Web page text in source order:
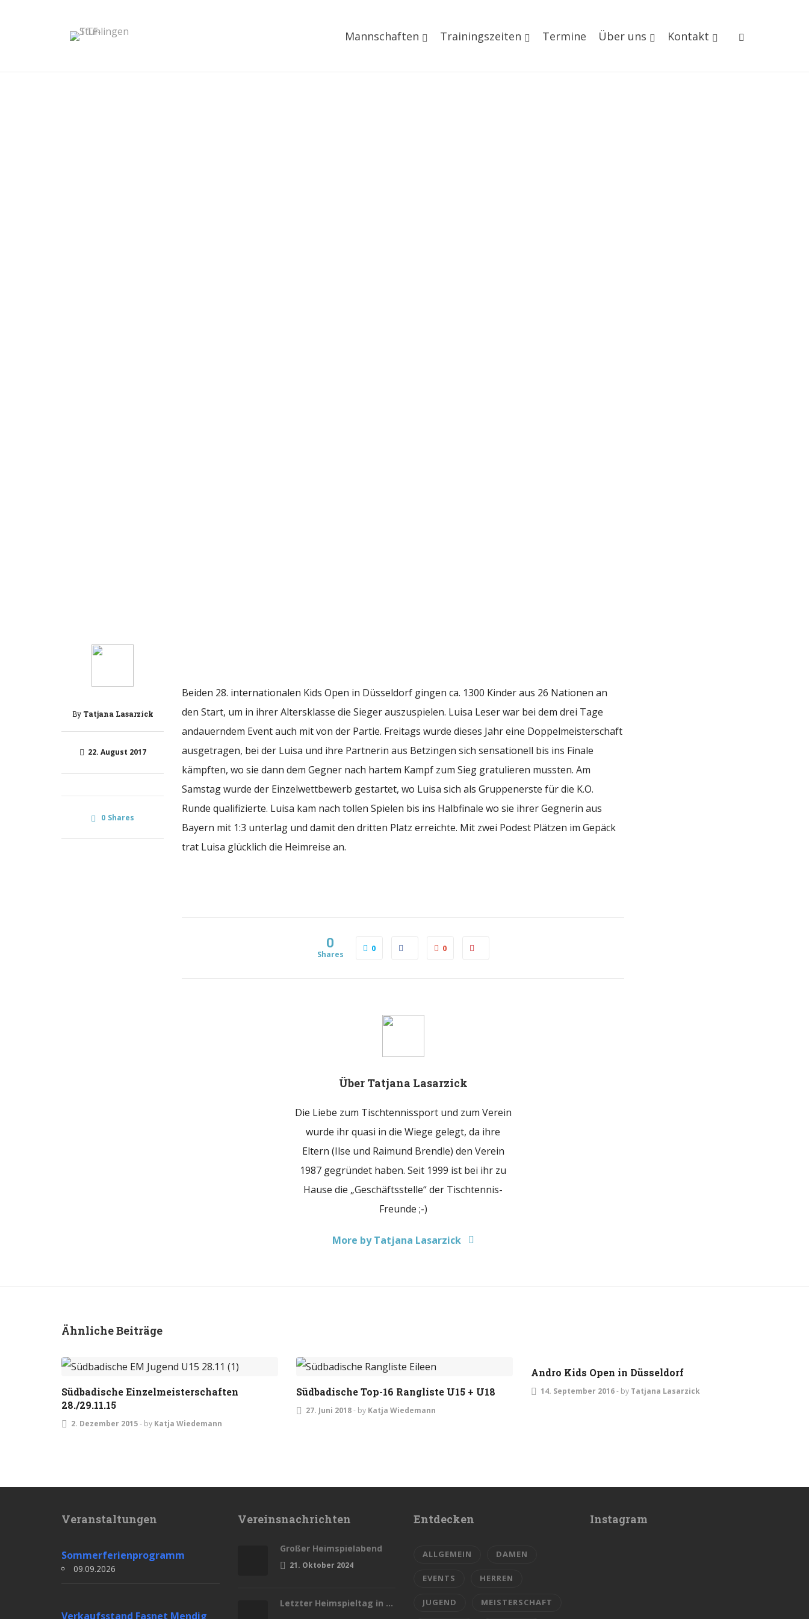
Mannschaften Trainingszeiten Termine Über uns Kontakt
By Tatjana Lasarzick
22. August 2017
0 Shares
Beiden 28. internationalen Kids Open in Düsseldorf gingen ca. 1300 Kinder aus 26 Nationen an
den Start, um in ihrer Altersklasse die Sieger auszuspielen. Luisa Leser war bei dem drei Tage
andauerndem Event auch mit von der Partie. Freitags wurde dieses Jahr eine Doppelmeisterschaft
ausgetragen, bei der Luisa und ihre Partnerin aus Betzingen sich sensationell bis ins Finale
kämpften, wo sie dann dem Gegner nach hartem Kampf zum Sieg gratulieren mussten. Am
Samstag wurde der Einzelwettbewerb gestartet, wo Luisa sich als Gruppenerste für die K.O.
Runde qualifizierte. Luisa kam nach tollen Spielen bis ins Halbfinale wo sie ihrer Gegnerin aus
Bayern mit 1:3 unterlag und damit den dritten Platz erreichte. Mit zwei Podest Plätzen im Gepäck
trat Luisa glücklich die Heimreise an.
0
Shares
0 0
Über Tatjana Lasarzick
Die Liebe zum Tischtennissport und zum Verein
wurde ihr quasi in die Wiege gelegt, da ihre
Eltern (Ilse und Raimund Brendle) den Verein
1987 gegründet haben. Seit 1999 ist bei ihr zu
Hause die „Geschäftsstelle“ der Tischtennis-
Freunde ;-)
More by Tatjana Lasarzick
Ähnliche Beiträge
Südbadische Einzelmeisterschaften
28./29.11.15
2. Dezember 2015- by Katja Wiedemann
Südbadische Top-16 Rangliste U15 + U18
27. Juni 2018- by Katja Wiedemann
Andro Kids Open in Düsseldorf
14. September 2016- by Tatjana Lasarzick
Veranstaltungen
Sommerferienprogramm
09.09.2026
Verkaufsstand Fasnet Mendig
Vereinsnachrichten
Großer Heimspielabend
21. Oktober 2024
Letzter Heimspieltag in dieser Saison
Entdecken
ALLGEMEIN DAMEN
EVENTS HERREN
JUGEND MEISTERSCHAFT
Instagram